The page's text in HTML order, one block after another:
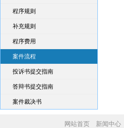
程序规则
补充规则
程序费用
案件流程
投诉书提交指南
答辩书提交指南
案件裁决书
网站首页 新闻中心